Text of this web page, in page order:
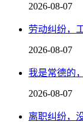
2026-08-07
劳动纠纷，
2026-08-07
我是常德的
2026-08-07
离职纠纷，